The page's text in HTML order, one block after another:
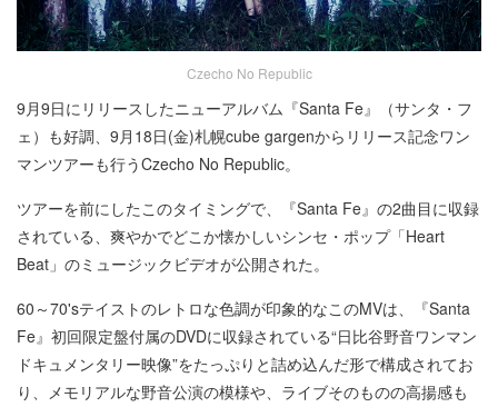
Czecho No Republic
9月9日にリリースしたニューアルバム『Santa Fe』（サンタ・フ
ェ）も好調、9月18日(金)札幌cube gargenからリリース記念ワン
マンツアーも行うCzecho No Republic。
ツアーを前にしたこのタイミングで、『Santa Fe』の2曲目に収録
されている、爽やかでどこか懐かしいシンセ・ポップ「Heart
Beat」のミュージックビデオが公開された。
60～70'sテイストのレトロな色調が印象的なこのMVは、『Santa
Fe』初回限定盤付属のDVDに収録されている“日比谷野音ワンマン
ドキュメンタリー映像”をたっぷりと詰め込んだ形で構成されてお
り、メモリアルな野音公演の模様や、ライブそのものの高揚感も